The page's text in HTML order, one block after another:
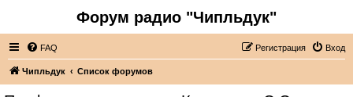
Форум радио "Чипльдук"
FAQ Вход
Регистрация
Чипльдук Список форумов